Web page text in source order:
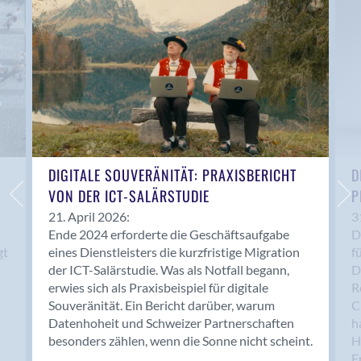
Anwil
Appenzell
Au SG
Baar
Baden
Balsthal
Balzers
Basel
Bassersdorf
Belp
Bendern
Benken (SG)
Bergdietikon
Berlin
Bern
Bern - Liebefeld
DIGITALE SOUVERÄNITÄT: PRAXISBERICHT
VON DER ICT-SALÄRSTUDIE
21. April 2026:
Ende 2024 erforderte die Geschäftsaufgabe
eines Dienstleisters die kurzfristige Migration
der ICT-Salärstudie. Was als Notfall begann,
erwies sich als Praxisbeispiel für digitale
Souveränität. Ein Bericht darüber, warum
Datenhoheit und Schweizer Partnerschaften
besonders zählen, wenn die Sonne nicht scheint.